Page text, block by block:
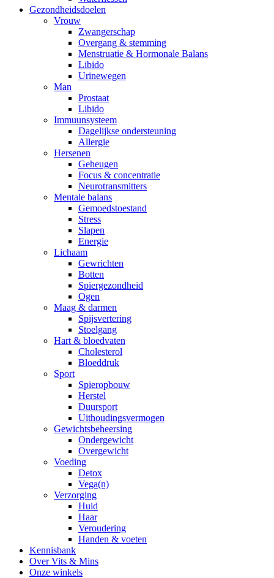
Gezondheidsdoelen
Vrouw
Zwangerschap
Overgang & stemming
Menstruatie & Hormonale Balans
Libido
Urinewegen
Man
Prostaat
Libido
Immuunsysteem
Dagelijkse ondersteuning
Allergie
Hersenen
Geheugen
Focus & concentratie
Neurotransmitters
Mentale balans
Gemoedstoestand
Stress
Slapen
Energie
Lichaam
Gewrichten
Botten
Spiergezondheid
Ogen
Maag & darmen
Spijsvertering
Stoelgang
Hart & bloedvaten
Cholesterol
Bloeddruk
Sport
Spieropbouw
Herstel
Duursport
Uithoudingsvermogen
Gewichtsbeheersing
Ondergewicht
Overgewicht
Voeding
Detox
Vega(n)
Verzorging
Huid
Haar
Veroudering
Handen & voeten
Kennisbank
Over Vits & Mins
Onze winkels